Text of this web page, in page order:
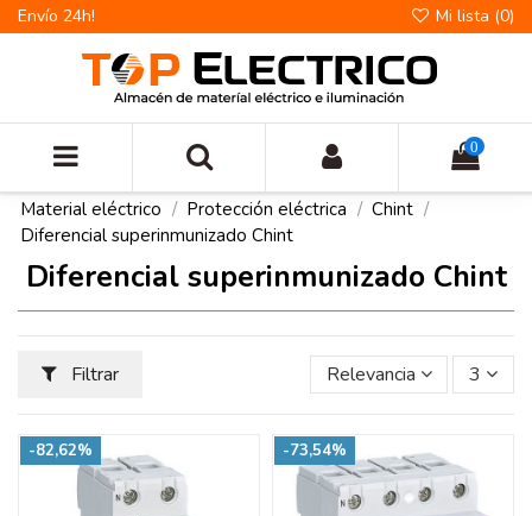
Envío 24h! Mi lista (0)
0
Material eléctrico Protección eléctrica
Chint
Diferencial superinmunizado Chint
Diferencial superinmunizado Chint
Filtrar Relevancia 3
-82,62% -73,54%